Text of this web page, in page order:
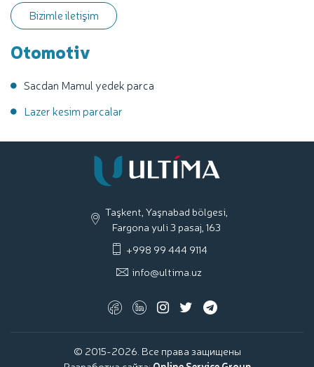
Otomotiv
Sacdan Mamul yedek parca
Lazer kesim parcalar
Bizimle iletişim
Taşkent, Yaşnabad bölgesi,
Fargona yuli 3 pasaj, 163
+998 99 444 9114
info@ultima.uz
© 2015-2026. Все права защищены